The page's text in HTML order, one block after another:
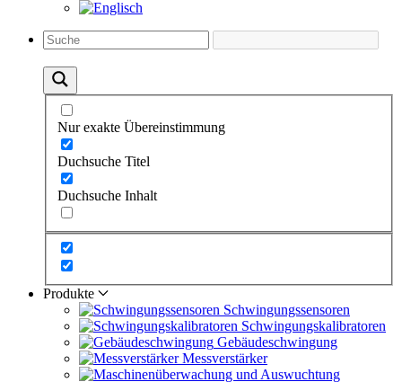
Nur exakte Übereinstimmung
Duchsuche Titel
Duchsuche Inhalt
Produkte
Schwingungs­sensoren
Schwingungs­kalibratoren
Gebäude­schwingung
Messverstärker